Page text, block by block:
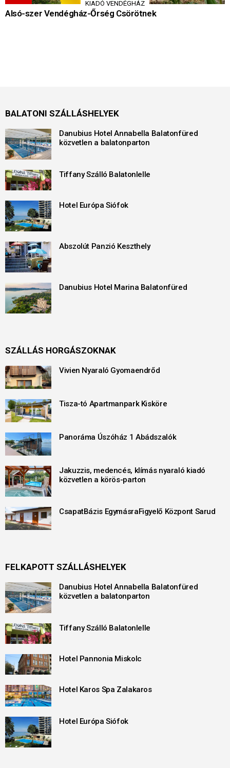
KIADÓ VENDÉGHÁZ
Alsó-szer Vendégház-Őrség Csörötnek
BALATONI SZÁLLÁSHELYEK
Danubius Hotel Annabella Balatonfüred
közvetlen a balatonparton
Tiffany Szálló Balatonlelle
Hotel Európa Siófok
Abszolút Panzió Keszthely
Danubius Hotel Marina Balatonfüred
SZÁLLÁS HORGÁSZOKNAK
Vivien Nyaraló Gyomaendrőd
Tisza-tó Apartmanpark Kisköre
Panoráma Úszóház 1 Abádszalók
Jakuzzis, medencés, klímás nyaraló kiadó
közvetlen a körös-parton
CsapatBázis EgymásraFigyelő Központ Sarud
FELKAPOTT SZÁLLÁSHELYEK
Danubius Hotel Annabella Balatonfüred
közvetlen a balatonparton
Tiffany Szálló Balatonlelle
Hotel Pannonia Miskolc
Hotel Karos Spa Zalakaros
Hotel Európa Siófok